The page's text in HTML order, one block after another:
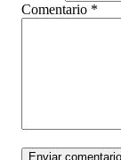
Comentario *